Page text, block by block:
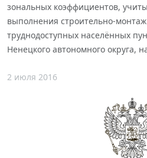
зональных коэффициентов,
выполнения строительно-
труднодоступных населённых
Ненецкого автономного округа,
2 июля 2016